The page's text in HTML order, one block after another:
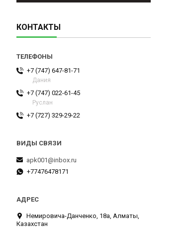
КОНТАКТЫ
+7 (747) 647-81-71
Дания
+7 (747) 022-61-45
Руслан
+7 (727) 329-29-22
apk001@inbox.ru
+77476478171
Немировича-Данченко, 18а, Алматы,
Казахстан